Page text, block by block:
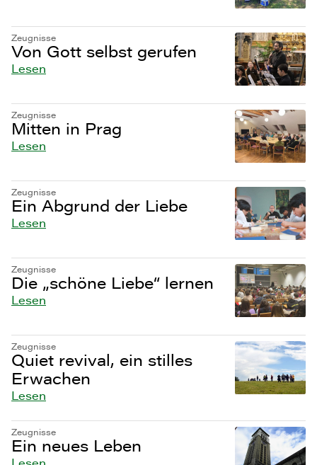
Zeugnisse
Von Gott selbst gerufen
Lesen
Zeugnisse
Mitten in Prag
Lesen
Zeugnisse
Ein Abgrund der Liebe
Lesen
Zeugnisse
Die „schöne Liebe“ lernen
Lesen
Zeugnisse
Quiet revival, ein stilles
Erwachen
Lesen
Zeugnisse
Ein neues Leben